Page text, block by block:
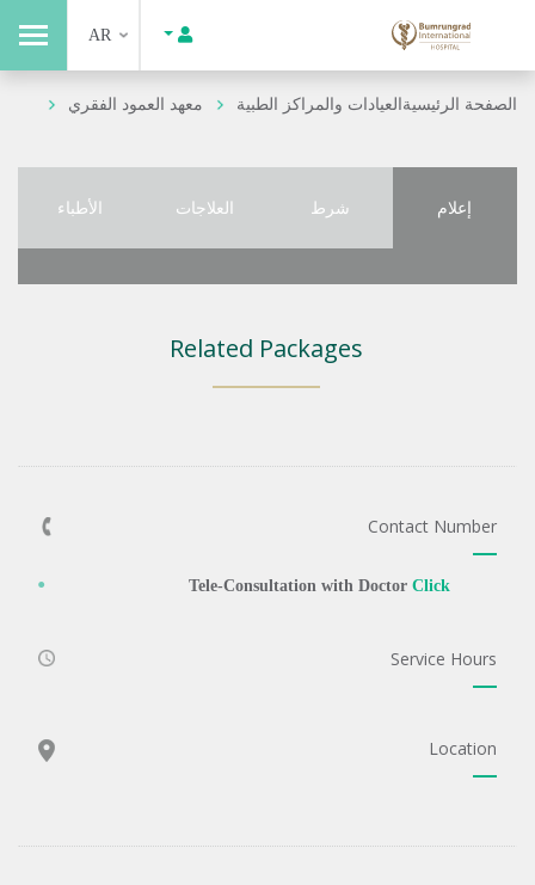
AR
الصفحة الرئيسيةالعيادات والمراكز الطبية معهد العمود الفقري
إعلام شرط العلاجات الأطباء
Related Packages
Contact Number
Tele-Consultation with Doctor Click
Service Hours
Location